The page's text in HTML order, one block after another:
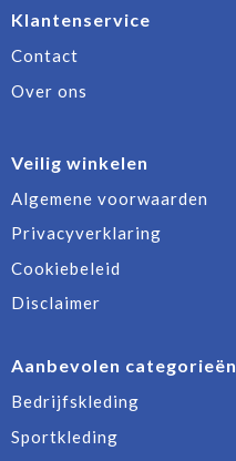
Klantenservice
Contact
Over ons
Veilig winkelen
Algemene voorwaarden
Privacyverklaring
Cookiebeleid
Disclaimer
Aanbevolen categorieën
Bedrijfskleding
Sportkleding